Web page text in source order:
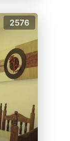
2576